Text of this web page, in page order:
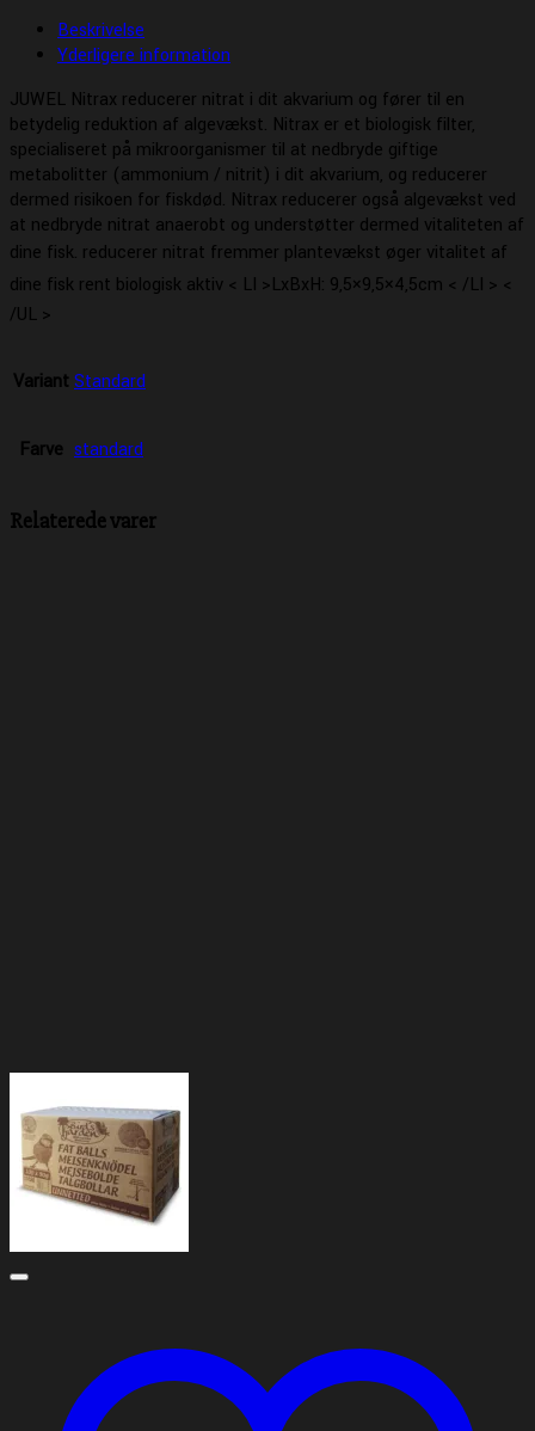
Beskrivelse
Yderligere information
JUWEL Nitrax reducerer nitrat i dit akvarium og fører til en
betydelig reduktion af algevækst. Nitrax er et biologisk filter,
specialiseret på mikroorganismer til at nedbryde giftige
metabolitter (ammonium / nitrit) i dit akvarium, og reducerer
dermed risikoen for fiskdød. Nitrax reducerer også algevækst ved
at nedbryde nitrat anaerobt og understøtter dermed vitaliteten af
dine fisk. reducerer nitrat fremmer plantevækst øger vitalitet af
dine fisk rent biologisk aktiv < LI >LxBxH: 9,5×9,5×4,5cm < /LI > <
/UL >
Variant Standard
Farve standard
Relaterede varer